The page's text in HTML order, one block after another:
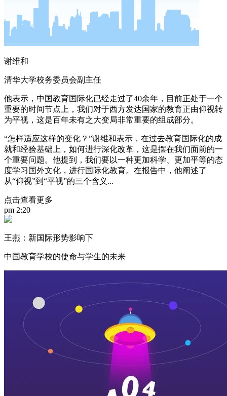
谢维和
清华大学校务委员会副主任
他表示，中国教育国际化已经走过了40余年，目前正处于一个
重要的时间节点上，我们对于西方发达国家的教育正由仰视转
为平视，这是百年未有之大变局非常重要的组成部分。
“怎样适应这样的变化？”谢维和表示，在过去教育国际化的成
就和经验基础上，如何进行深化改革，这是摆在我们面前的一
个重要问题。他提到，我们要以一种更加科学、更加平等的态
度学习国外文化，进行国际化教育。在报告中，他阐述了
从“仰视”到“平视”的三个含义...
点击查看更多
pm 2:20
王燕：新国际形势影响下
中国教育学校的使命与学生的未来